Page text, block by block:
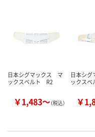
日本シグマックス マ
ックスベルト R2
￥1,483～（税込）
日本シ
ックスベ
￥